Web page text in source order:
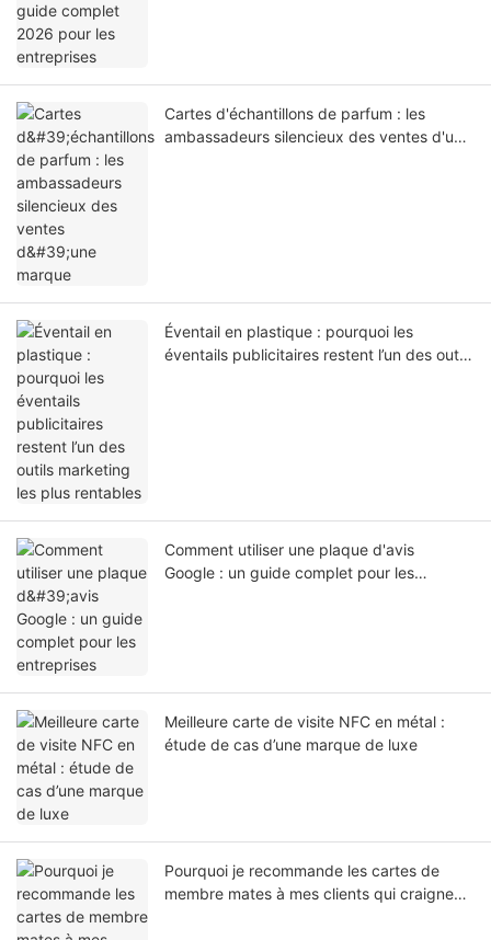
Cartes d'échantillons de parfum : les
ambassadeurs silencieux des ventes d'une
Éventail en plastique : pourquoi les
éventails publicitaires restent l’un des outils
Comment utiliser une plaque d'avis
Google : un guide complet pour les
Meilleure carte de visite NFC en métal :
étude de cas d’une marque de luxe
Pourquoi je recommande les cartes de
membre mates à mes clients qui craignent